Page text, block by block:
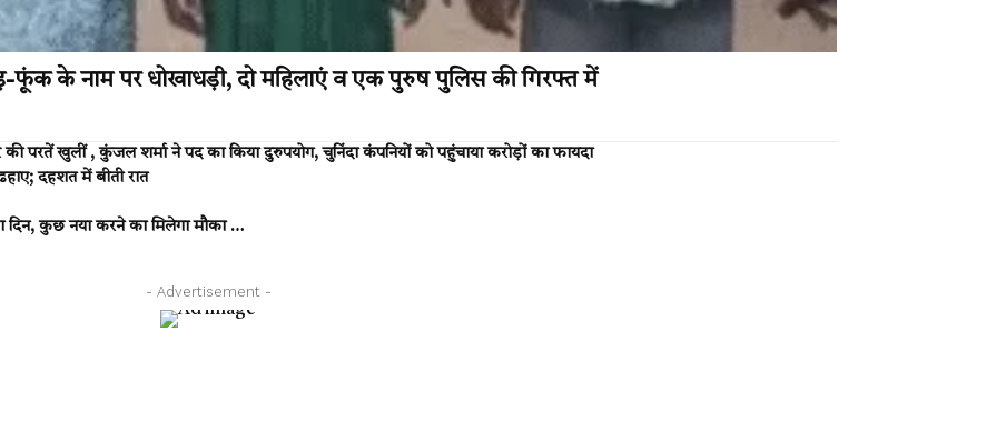
के नाम पर धोखाधड़ी, दो महिलाएं व एक पुरुष पुलिस की गिरफ्त में
खुलीं , कुंजल शर्मा ने पद का किया दुरुपयोग, चुनिंदा कंपनियों को पहुंचाया करोड़ों का फायदा
दहशत में बीती रात
कुछ नया करने का मिलेगा मौका …
- Advertisement -